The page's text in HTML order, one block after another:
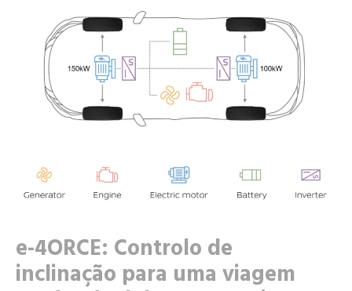
e-4ORCE: Controlo de
inclinação para uma viagem